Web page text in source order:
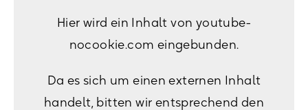
Hier wird ein Inhalt von youtube-
nocookie.com eingebunden.
Da es sich um einen externen Inhalt
handelt, bitten wir entsprechend den